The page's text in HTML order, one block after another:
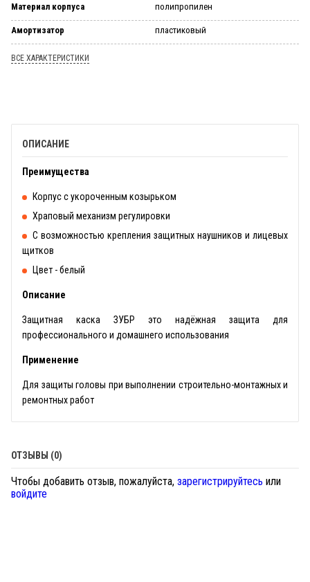
Материал корпуса полипропилен
Амортизатор пластиковый
ВСЕ ХАРАКТЕРИСТИКИ
ОПИСАНИЕ
Преимущества
Корпус с укороченным козырьком
Храповый механизм регулировки
С возможностью крепления защитных наушников и лицевых
щитков
Цвет - белый
Описание
Защитная каска ЗУБР это надёжная защита для
профессионального и домашнего использования
Применение
Для защиты головы при выполнении строительно-монтажных и
ремонтных работ
ОТЗЫВЫ (0)
Чтобы добавить отзыв, пожалуйста, зарегистрируйтесь или
войдите